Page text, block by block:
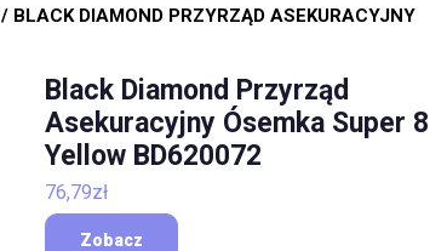
/ BLACK DIAMOND PRZYRZĄD ASEKURACYJNY
Black Diamond Przyrząd
Asekuracyjny Ósemka Super 8
Yellow BD620072
76,79zł
Zobacz